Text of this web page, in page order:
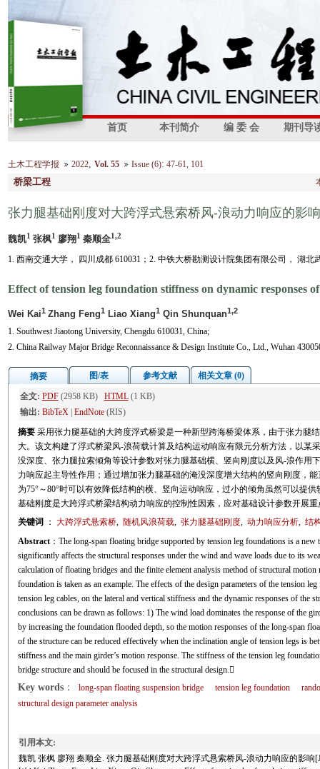
首页 本刊简介 编 委 会 期刊导
土木工程学报 2022, Vol. 55 Issue (6): 47-61, 101
桥梁工程
张力腿基础刚度对大跨浮式悬索桥风-浪动力响应的影响
魏凯1 张枫1 廖翔1 秦顺全1,2
1. 西南交通大学， 四川成都 610031；2. 中铁大桥勘测设计院集团有限公司， 湖北
Effect of tension leg foundation stiffness on dynamic responses
Wei Kai1 Zhang Feng1Liao Xiang1Qin Shunquan1,2
1. Southwest Jiaotong University, Chengdu 610031, China;
2. China Railway Major Bridge Reconnaissance & Design Institute Co., Ltd., Wuhan
摘要 图/表 参考文献 相关文章 (0)
全文: PDF(2958 KB) HTML(1 KB)
输出: BibTeX| EndNote(RIS)
摘要 采用张力腿基础的大跨度浮式桥梁是一种新型跨海桥梁体系，由于张力腿
大。该文构建了浮式桥梁风-浪荷载计算及结构运动响应有限元分析方法，以某
没深度、张力腿拉索倾角等设计参数对张力腿基础横、竖向刚度以及风-浪作用
力响应起主导性作用；通过增加张力腿基础的淹没深度增大结构的竖向刚度，
为75°～80°时可以有效降低结构的横、竖向运动响应，过小的倾角虽然可以提
基础刚度是大跨浮式桥梁结构动力响应的控制性因素，应对基础设计参数开展重
关键词
： 大跨浮式悬索桥, 随机风浪荷载, 张力腿基础刚度, 动力响应分析, 结
Abstract：The long-span floating bridge supported by tension leg foundations is a
significantly affects the structural responses under the wind and wave loads due to its
calculation of floating bridges and the finite element analysis method of structural
foundation is taken as an example. The effects of the design parameters of the tension
tension leg cables, on the lateral and vertical stiffness and the dynamic responses of the
conclusions can be drawn as follows: 1) The wind load dominates the response of the
by increasing the foundation flooded depth, so the motion responses of the long-span
of the structure can be reduced effectively when the inclination angle of tension legs is
stiffness and the main girder’s motion response. The stiffness of the tension leg
bridge structure and should be focused in the structural design.
Key words： long-span floating suspension bridge tension leg foundation
structural design parameter analysis
引用本文:
魏凯 张枫 廖翔 秦顺全. 张力腿基础刚度对大跨浮式悬索桥风-浪动力响应的影响